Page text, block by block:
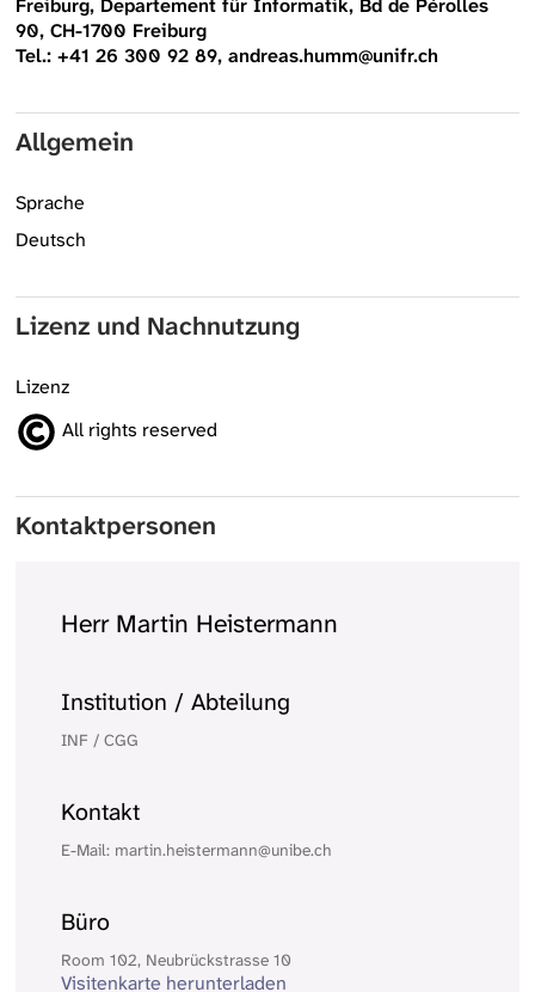
Freiburg, Departement für Informatik, Bd de Pérolles
90, CH-1700 Freiburg
Tel.: +41 26 300 92 89, andreas.humm@unifr.ch
Allgemein
Sprache
Deutsch
Lizenz und Nachnutzung
Lizenz
All rights reserved
Kontaktpersonen
Herr Martin Heistermann
Institution / Abteilung
INF / CGG
Kontakt
E-Mail: martin.heistermann@unibe.ch
Büro
Room 102, Neubrückstrasse 10
Visitenkarte herunterladen